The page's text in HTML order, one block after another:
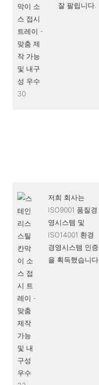
잘 팔립니다.
저희 회사는
ISO9001 품질경
영시스템 및
ISO14001 환경
경영시스템 인증
을 획득했습니다.